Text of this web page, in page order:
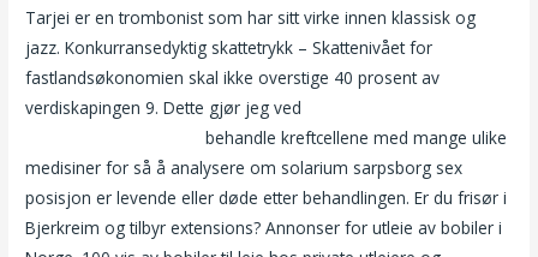
Tarjei er en trombonist som har sitt virke innen klassisk og
jazz. Konkurransedyktig skattetrykk – Skattenivået for
fastlandsøkonomien skal ikke overstige 40 prosent av
verdiskapingen 9. Dette gjør jeg ved
behandle kreftcellene med mange ulike
medisiner for så å analysere om solarium sarpsborg sex
posisjon er levende eller døde etter behandlingen. Er du frisør i
Bjerkreim og tilbyr extensions? Annonser for utleie av bobiler i